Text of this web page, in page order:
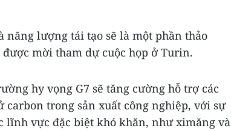
năng lượng tái tạo sẽ là một phần thảo
mời tham dự cuộc họp ở Turin.
hy vọng G7 sẽ tăng cường hỗ trợ các
trong sản xuất công nghiệp, với sự
lĩnh vực đặc biệt khó khăn, như ximăng và